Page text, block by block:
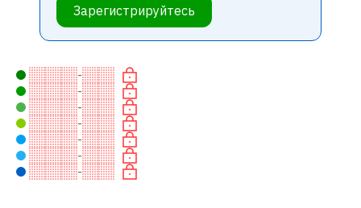
Зарегистрируйтесь
-
-
-
-
-
-
-